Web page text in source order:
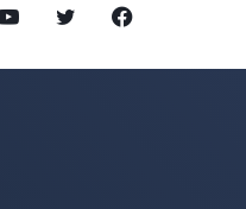
فيسبوك تويتر